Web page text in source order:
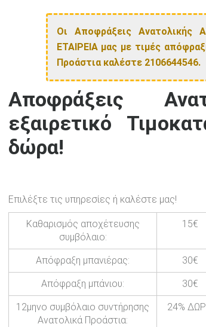
Οι Αποφράξεις Ανατολικής
ΕΤΑΙΡΕΙΑ μας με τιμές
Προάστια καλέστε 2106644546.
Αποφράξεις
εξαιρετικό
δώρα!
Επιλέξτε τις υπηρεσίες ή καλέστε μας!
Καθαρισμός αποχέτευσης
συμβόλαιο:
15€
Απόφραξη μπανιέρας: 30€
Απόφραξη μπάνιου: 30€
12μηνο συμβόλαιο συντήρησης
Ανατολικά Προάστια:
24%